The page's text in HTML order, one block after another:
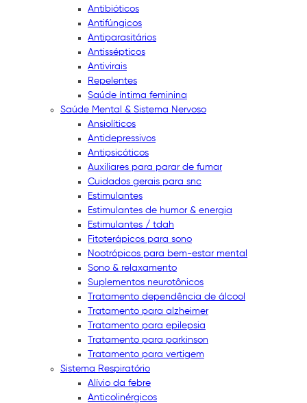
Antibióticos
Antifúngicos
Antiparasitários
Antissépticos
Antivirais
Repelentes
Saúde íntima feminina
Saúde Mental & Sistema Nervoso
Ansiolíticos
Antidepressivos
Antipsicóticos
Auxiliares para parar de fumar
Cuidados gerais para snc
Estimulantes
Estimulantes de humor & energia
Estimulantes / tdah
Fitoterápicos para sono
Nootrópicos para bem-estar mental
Sono & relaxamento
Suplementos neurotônicos
Tratamento dependência de álcool
Tratamento para alzheimer
Tratamento para epilepsia
Tratamento para parkinson
Tratamento para vertigem
Sistema Respiratório
Alívio da febre
Anticolinérgicos